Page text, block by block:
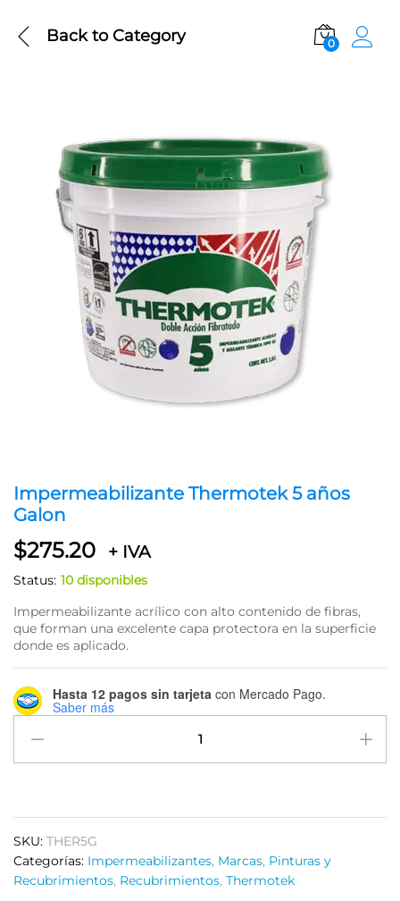
Back toCategory 0
Impermeabilizante Thermotek 5 años
Galon
$275.20 + IVA
Status: 10 disponibles
Impermeabilizante acrílico con alto contenido de fibras,
que forman una excelente capa protectora en la superficie
donde es aplicado.
Hasta 12 pagos sin tarjeta con Mercado Pago.
Saber más
Thermotek
5
quantity
SKU: THER5G
Categorías: Impermeabilizantes, Marcas, Pinturas y
Recubrimientos, Recubrimientos, Thermotek